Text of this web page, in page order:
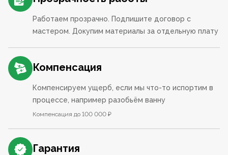
Работаем прозрачно. Подпишите договор с
мастером. Докупим материалы за отдельную плату
Компенсация
Компенсируем ущерб, если мы что-то испортим в
процессе, например разобьём ванну
Компенсация до 100 000 ₽
Гарантия